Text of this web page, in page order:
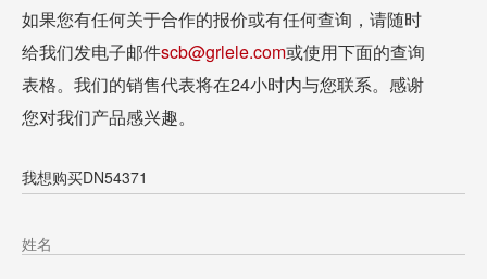
如果您有任何关于合作的报价或有任何查询，请随时
给我们发电子邮件scb@grlele.com或使用下面的查询
表格。我们的销售代表将在24小时内与您联系。感谢
您对我们产品感兴趣。
我想购买DN54371